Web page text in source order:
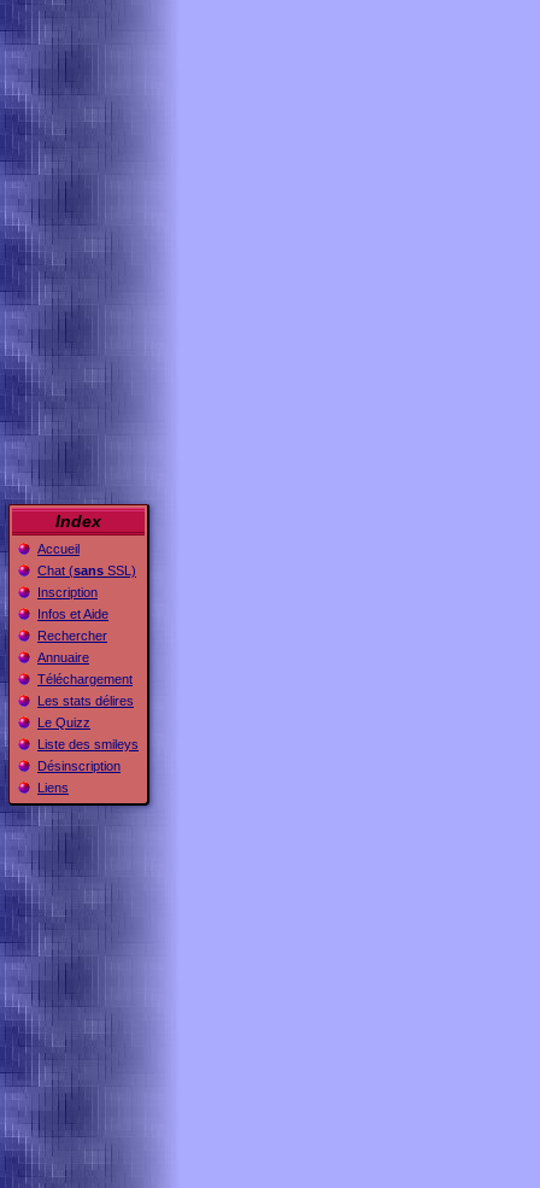
Index
Accueil
Chat (sans SSL)
Inscription
Infos et Aide
Rechercher
Annuaire
Téléchargement
Les stats délires
Le Quizz
Liste des smileys
Désinscription
Liens